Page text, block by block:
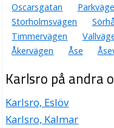
Oscarsgatan
Storholmsvägen
Timmervägen
Åkervägen
Åse
Karlsro på andra
Karlsro, Eslöv
Karlsro, Kalmar